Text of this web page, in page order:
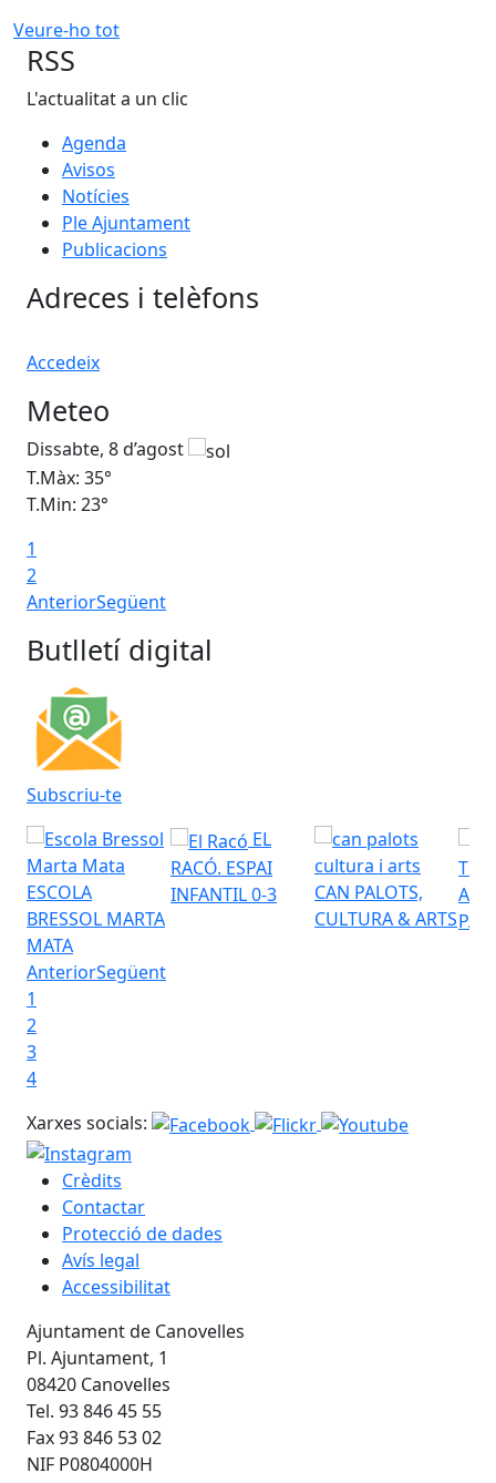
Veure-ho tot
RSS
L'actualitat a un clic
Agenda
Avisos
Notícies
Ple Ajuntament
Publicacions
Adreces i telèfons
Accedeix
Meteo
Dissabte, 8 d’agost
T.Màx: 35°
T.Min: 23°
1
2
AnteriorSegüent
Butlletí digital
Subscriu-te
ESCOLA
BRESSOL MARTA
MATA
EL
RACÓ. ESPAI
INFANTIL 0-3
CAN PALOTS,
CULTURA & ARTS
AnteriorSegüent
1
2
3
4
Xarxes socials:
Crèdits
Contactar
Protecció de dades
Avís legal
Accessibilitat
Ajuntament de Canovelles
Pl. Ajuntament, 1
08420 Canovelles
Tel. 93 846 45 55
Fax 93 846 53 02
NIF P0804000H